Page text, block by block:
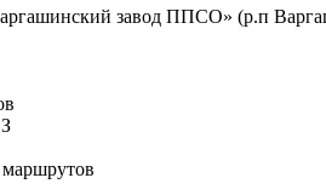
завод ППСО» (р.п
маршрутов